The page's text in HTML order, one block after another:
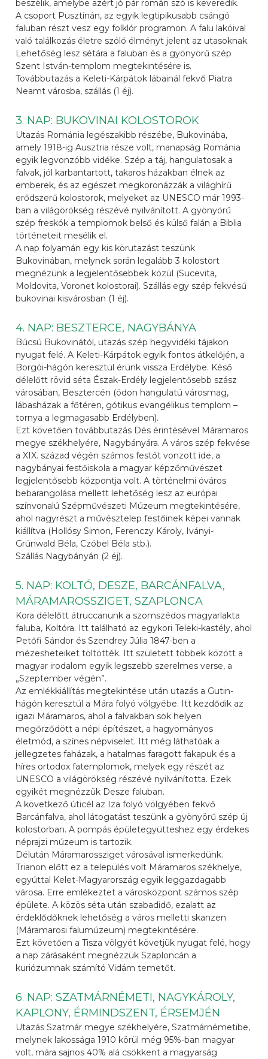
beszélik, amelybe azért jó pár román szó is keveredik.
A csoport Pusztinán, az egyik legtipikusabb csángó
faluban részt vesz egy folklór programon. A falu lakóival
való találkozás életre szóló élményt jelent az utasoknak.
Lehetőség lesz sétára a faluban és a gyönyörű szép
Szent István-templom megtekintésére is.
Továbbutazás a Keleti-Kárpátok lábainál fekvő Piatra
Neamt városba, szállás (1 éj).
3. NAP: BUKOVINAI KOLOSTOROK
Utazás Románia legészakibb részébe, Bukovinába,
amely 1918-ig Ausztria része volt, manapság Románia
egyik legvonzóbb vidéke. Szép a táj, hangulatosak a
falvak, jól karbantartott, takaros házakban élnek az
emberek, és az egészet megkoronázzák a világhírű
erődszerű kolostorok, melyeket az UNESCO már 1993-
ban a világörökség részévé nyilvánított. A gyönyörű
szép freskók a templomok belső és külső falán a Biblia
történeteit mesélik el.
A nap folyamán egy kis körutazást teszünk
Bukovinában, melynek során legalább 3 kolostort
megnézünk a legjelentősebbek közül (Sucevita,
Moldovita, Voronet kolostorai). Szállás egy szép fekvésű
bukovinai kisvárosban (1 éj).
4. NAP: BESZTERCE, NAGYBÁNYA
Búcsú Bukovinától, utazás szép hegyvidéki tájakon
nyugat felé. A Keleti-Kárpátok egyik fontos átkelőjén, a
Borgói-hágón keresztül érünk vissza Erdélybe. Késő
délelőtt rövid séta Észak-Erdély legjelentősebb szász
városában, Besztercén (ódon hangulatú városmag,
lábasházak a főtéren, gótikus evangélikus templom –
tornya a legmagasabb Erdélyben).
Ezt követően továbbutazás Dés érintésével Máramaros
megye székhelyére, Nagybányára. A város szép fekvése
a XIX. század végén számos festőt vonzott ide, a
nagybányai festőiskola a magyar képzőművészet
legjelentősebb központja volt. A történelmi óváros
bebarangolása mellett lehetőség lesz az európai
színvonalú Szépművészeti Múzeum megtekintésére,
ahol nagyrészt a művésztelep festőinek képei vannak
kiállítva (Hollósy Simon, Ferenczy Károly, Iványi-
Grünwald Béla, Czóbel Béla stb.).
Szállás Nagybányán (2 éj).
5. NAP: KOLTÓ, DESZE, BARCÁNFALVA,
MÁRAMAROSSZIGET, SZAPLONCA
Kora délelőtt átruccanunk a szomszédos magyarlakta
faluba, Koltóra. Itt található az egykori Teleki-kastély, ahol
Petőfi Sándor és Szendrey Júlia 1847-ben a
mézesheteiket töltötték. Itt született többek között a
magyar irodalom egyik legszebb szerelmes verse, a
„Szeptember végén”.
Az emlékkiállítás megtekintése után utazás a Gutin-
hágón keresztül a Mára folyó völgyébe. Itt kezdődik az
igazi Máramaros, ahol a falvakban sok helyen
megőrződött a népi építészet, a hagyományos
életmód, a színes népviselet. Itt még láthatóak a
jellegzetes faházak, a hatalmas faragott fakapuk és a
híres ortodox fatemplomok, melyek egy részét az
UNESCO a világörökség részévé nyilvánította. Ezek
egyikét megnézzük Desze faluban.
A következő úticél az Iza folyó völgyében fekvő
Barcánfalva, ahol látogatást teszünk a gyönyörű szép új
kolostorban. A pompás épületegyütteshez egy érdekes
néprajzi múzeum is tartozik.
Délután Máramarossziget városával ismerkedünk.
Trianon előtt ez a település volt Máramaros székhelye,
egyúttal Kelet-Magyarország egyik leggazdagabb
városa. Erre emlékeztet a városközpont számos szép
épülete. A közös séta után szabadidő, ezalatt az
érdeklődőknek lehetőség a város melletti skanzen
(Máramarosi falumúzeum) megtekintésére.
Ezt követően a Tisza völgyét követjük nyugat felé, hogy
a nap zárásaként megnézzük Szaploncán a
kuriózumnak számító Vidám temetőt.
6. NAP: SZATMÁRNÉMETI, NAGYKÁROLY,
KAPLONY, ÉRMINDSZENT, ÉRSEMJÉN
Utazás Szatmár megye székhelyére, Szatmárnémetibe,
melynek lakossága 1910 körül még 95%-ban magyar
volt, mára sajnos 40% alá csökkent a magyarság